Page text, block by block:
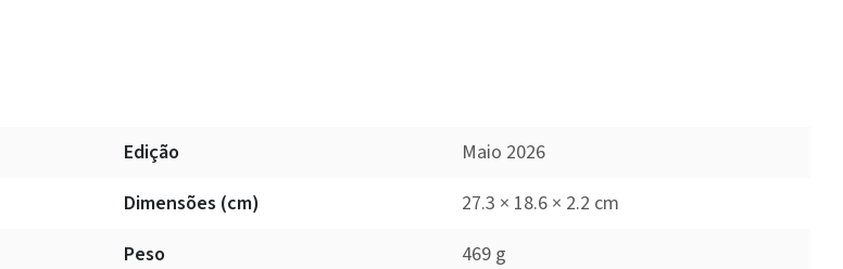
Edição
Maio 2026
Dimensões (cm)
27.3 × 18.6 × 2.2 cm
Peso
469 g